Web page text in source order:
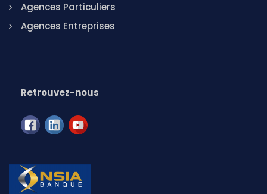
Agences Particuliers
Agences Entreprises
Retrouvez-nous